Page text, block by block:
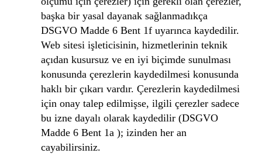
başka bir yasal dayanak sağlanmadıkça
DSGVO Madde 6 Bent 1f uyarınca kaydedilir.
Web sitesi işleticisinin, hizmetlerinin teknik
açıdan kusursuz ve en iyi biçimde sunulması
konusunda çerezlerin kaydedilmesi konusunda
haklı bir çıkarı vardır. Çerezlerin kaydedilmesi
için onay talep edilmişse, ilgili çerezler sadece
bu izne dayalı olarak kaydedilir (DSGVO
Madde 6 Bent 1a ); izinden her an
cayabilirsiniz.